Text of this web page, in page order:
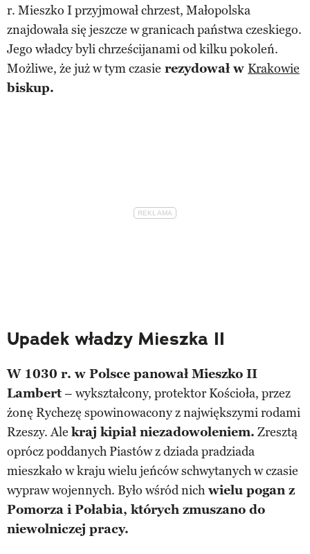
r. Mieszko I przyjmował chrzest, Małopolska
znajdowała się jeszcze w granicach państwa czeskiego.
Jego władcy byli chrześcijanami od kilku pokoleń.
Możliwe, że już w tym czasie rezydował w Krakowie
biskup.
Upadek władzy Mieszka II
W 1030 r. w Polsce panował Mieszko II
Lambert– wykształcony, protektor Kościoła, przez
żonę Rychezę spowinowacony z największymi rodami
Rzeszy. Ale kraj kipiał niezadowoleniem. Zresztą
oprócz poddanych Piastów z dziada pradziada
mieszkało w kraju wielu jeńców schwytanych w czasie
wypraw wojennych. Było wśród nich wielu pogan z
Pomorza i Połabia, których zmuszano do
niewolniczej pracy.